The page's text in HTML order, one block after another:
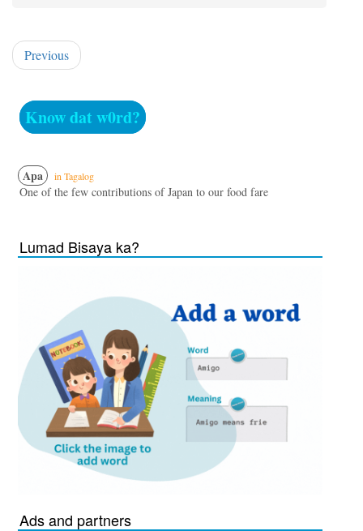
Previous
Know dat w0rd?
Apa in Tagalog
One of the few contributions of Japan to our food fare
Lumad Bisaya ka?
Ads and partners